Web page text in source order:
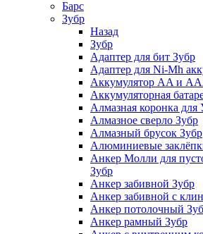
Барс
Зубр
Назад
Зубр
Адаптер для бит Зубр
Адаптер для Ni-Mh
Аккумулятор AA и
Аккумуляторная
Алмазная коронка
Алмазное сверло Зубр
Алмазный брусок Зубр
Алюминиевые
Анкер Молли для
Зубр
Анкер забивной Зубр
Анкер забивной с
Анкер потолочный
Анкер рамный Зубр